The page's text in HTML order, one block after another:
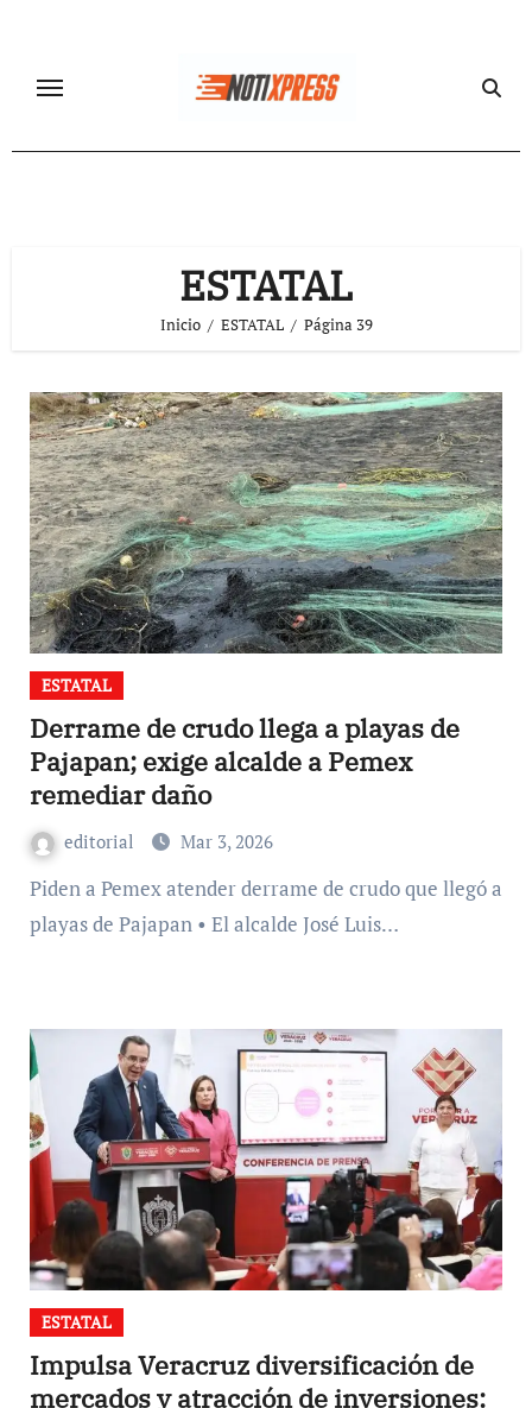
contenido
ESTATAL
Inicio ESTATAL Página 39
ESTATAL
Derrame de crudo llega a playas de
Pajapan; exige alcalde a Pemex
remediar daño
editorial Mar 3, 2026
Piden a Pemex atender derrame de crudo que llegó a
playas de Pajapan • El alcalde José Luis…
ESTATAL
Impulsa Veracruz diversificación de
mercados y atracción de inversiones: